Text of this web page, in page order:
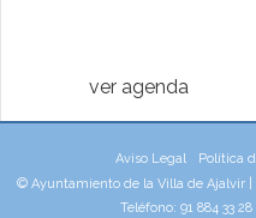
ver agenda
Aviso Legal Política
© Ayuntamiento de la Villa de Ajalvir |
Teléfono: 91 884 33